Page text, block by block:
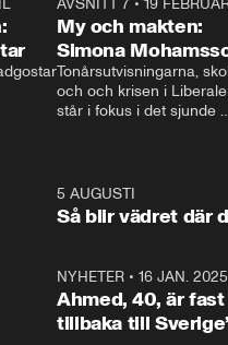
vi
My och makten:
Simona
Tonårsutvisningarna,
och och krisen i
står i fokus i det sjunde
kommentator My
Rohwedder ställer
utbildnings- och
Mohamsson till svars.
5 AUGUSTI
Så blir vädret där
NYHETER• 16 JAN. 2025
Ahmed, 40, är fast
tillbaka till